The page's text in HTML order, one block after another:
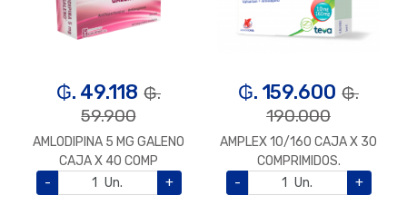
₲. 49.118 ₲.
59.900
AMLODIPINA 5 MG GALENO
CAJA X 40 COMP
-
Un. +
₲. 159.600 ₲.
190.000
AMPLEX 10/160 CAJA X 30
COMPRIMIDOS.
-
Un. +